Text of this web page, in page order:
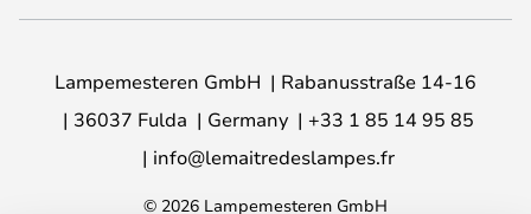
Lampemesteren GmbH
Rabanusstraße 14-16
36037 Fulda
Germany
+33 1 85 14 95 85
info@lemaitredeslampes.fr
© 2026 Lampemesteren GmbH